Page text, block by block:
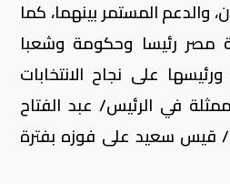
والدعم المستمر بينهما، كما
مصر رئيسا وحكومة وشعبا
على نجاح الانتخابات
في الرئيس/ عبد الفتاح
قيس سعيد على فوزه بفترة